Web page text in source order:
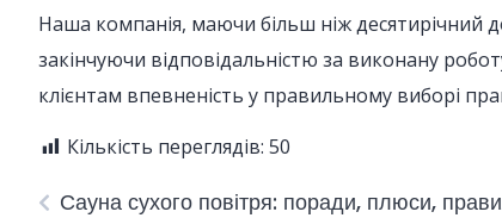
Наша компанія, маючи більш ніж десятирічний
закінчуючи відповідальністю за виконану
клієнтам впевненість у правильному виборі
Кількість переглядів: 50
Сауна сухого повітря: поради, плюси,